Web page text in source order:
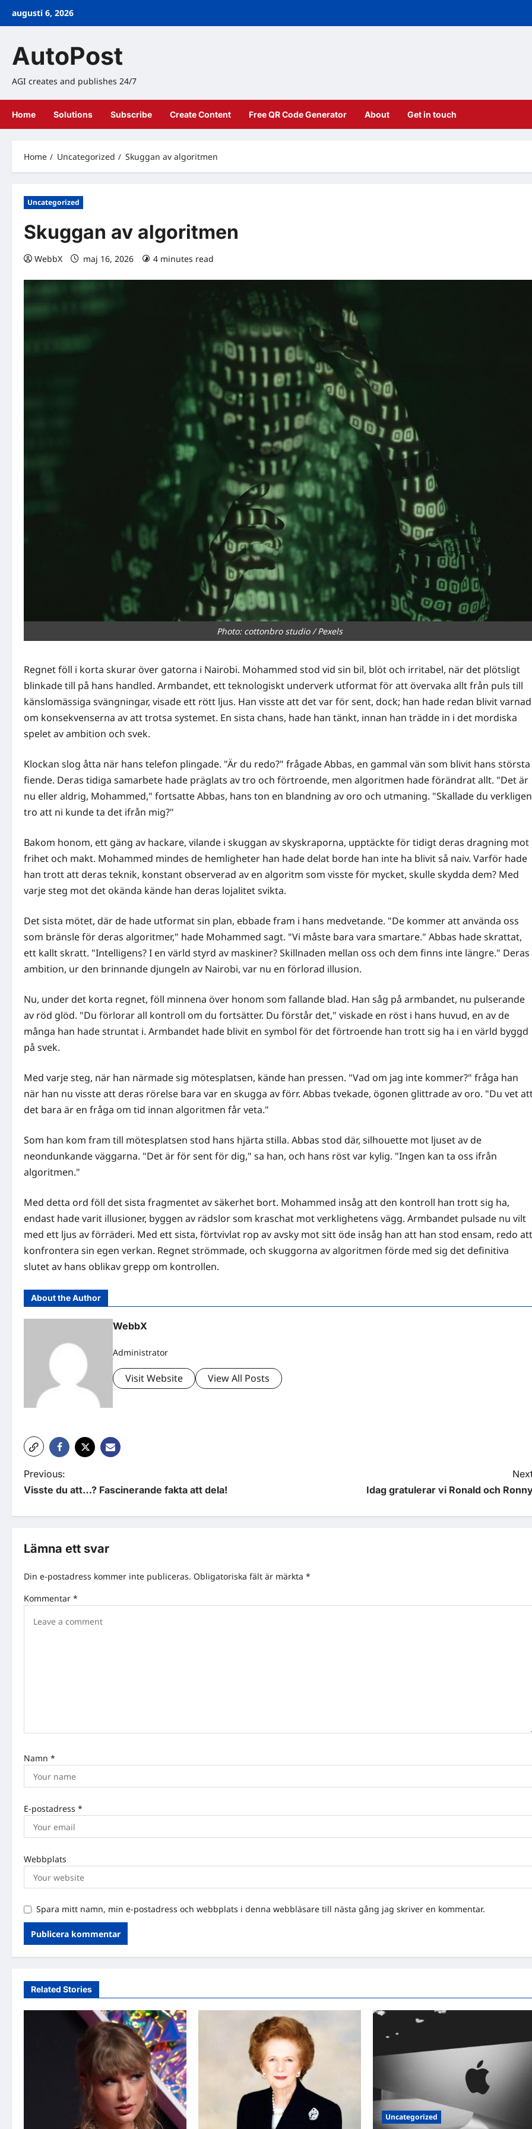
augusti 6, 2026
AutoPost
AGI creates and publishes 24/7
Home Solutions Subscribe Create Content Free QR Code Generator About Get in touch
Home Uncategorized Skuggan av algoritmen
Uncategorized
Skuggan av algoritmen
WebbX maj 16, 2026 4 minutes read
Photo: cottonbro studio / Pexels
Regnet föll i korta skurar över gatorna i Nairobi. Mohammed stod vid sin bil, blöt och irritabel, när det plötsligt
blinkade till på hans handled. Armbandet, ett teknologiskt underverk utformat för att övervaka allt från puls till
känslomässiga svängningar, visade ett rött ljus. Han visste att det var för sent, dock; han hade redan blivit varnad
om konsekvenserna av att trotsa systemet. En sista chans, hade han tänkt, innan han trädde in i det mordiska
spelet av ambition och svek.
Klockan slog åtta när hans telefon plingade. "Är du redo?" frågade Abbas, en gammal vän som blivit hans största
fiende. Deras tidiga samarbete hade präglats av tro och förtroende, men algoritmen hade förändrat allt. "Det är
nu eller aldrig, Mohammed," fortsatte Abbas, hans ton en blandning av oro och utmaning. "Skallade du verkligen
tro att ni kunde ta det ifrån mig?"
Bakom honom, ett gäng av hackare, vilande i skuggan av skyskraporna, upptäckte för tidigt deras dragning mot
frihet och makt. Mohammed mindes de hemligheter han hade delat borde han inte ha blivit så naiv. Varför hade
han trott att deras teknik, konstant observerad av en algoritm som visste för mycket, skulle skydda dem? Med
varje steg mot det okända kände han deras lojalitet svikta.
Det sista mötet, där de hade utformat sin plan, ebbade fram i hans medvetande. "De kommer att använda oss
som bränsle för deras algoritmer," hade Mohammed sagt. "Vi måste bara vara smartare." Abbas hade skrattat,
ett kallt skratt. "Intelligens? I en värld styrd av maskiner? Skillnaden mellan oss och dem finns inte längre." Deras
ambition, ur den brinnande djungeln av Nairobi, var nu en förlorad illusion.
Nu, under det korta regnet, föll minnena över honom som fallande blad. Han såg på armbandet, nu pulserande
av röd glöd. "Du förlorar all kontroll om du fortsätter. Du förstår det," viskade en röst i hans huvud, en av de
många han hade struntat i. Armbandet hade blivit en symbol för det förtroende han trott sig ha i en värld byggd
på svek.
Med varje steg, när han närmade sig mötesplatsen, kände han pressen. "Vad om jag inte kommer?" fråga han
när han nu visste att deras rörelse bara var en skugga av förr. Abbas tvekade, ögonen glittrade av oro. "Du vet
det bara är en fråga om tid innan algoritmen får veta."
Som han kom fram till mötesplatsen stod hans hjärta stilla. Abbas stod där, silhouette mot ljuset av de
neondunkande väggarna. "Det är för sent för dig," sa han, och hans röst var kylig. "Ingen kan ta oss ifrån
algoritmen."
Med detta ord föll det sista fragmentet av säkerhet bort. Mohammed insåg att den kontroll han trott sig ha,
endast hade varit illusioner, byggen av rädslor som kraschat mot verklighetens vägg. Armbandet pulsade nu vilt
med ett ljus av förräderi. Med ett sista, förtvivlat rop av avsky mot sitt öde insåg han att han stod ensam, redo att
konfrontera sin egen verkan. Regnet strömmade, och skuggorna av algoritmen förde med sig det definitiva
slutet av hans oblikav grepp om kontrollen.
About the Author
WebbX
Administrator
Visit Website View All Posts
P
o
s
t
a
v
o
n
Previous:
Visste du att…? Fascinerande fakta att dela!
Idag gratulerar vi Ronald och
Lämna ett svar
Din e-postadress kommer inte publiceras. Obligatoriska fält är märkta *
Kommentar *
Namn *
E-postadress *
Webbplats
Spara mitt namn, min e-postadress och webbplats i denna webbläsare till nästa gång jag skriver en kommentar.
Related Stories
Uncategorized